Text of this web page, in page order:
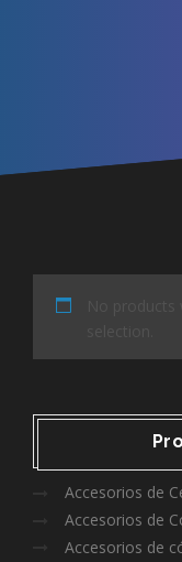
Accesorios de
Accesorios de
Accesorios de